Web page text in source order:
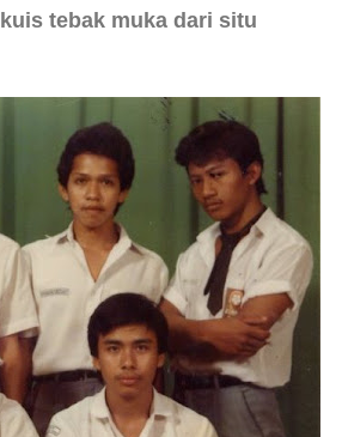
tebak muka dari situ